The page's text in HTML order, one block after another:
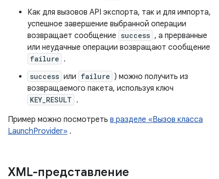
Как для вызовов API экспорта, так и для импорта,
успешное завершение выбранной операции
возвращает сообщение success , а прерванные
или неудачные операции возвращают сообщение
failure .
success или failure ) можно получить из
возвращаемого пакета, используя ключ
KEY_RESULT .
Пример можно посмотреть в разделе «Вызов класса
LaunchProvider» .
XML-представление